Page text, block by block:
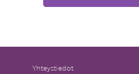
Yhteystiedot